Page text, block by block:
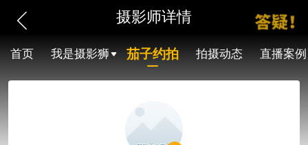
摄影师详情
首页 我是摄影狮 茄子约拍 拍摄动态 直播案例